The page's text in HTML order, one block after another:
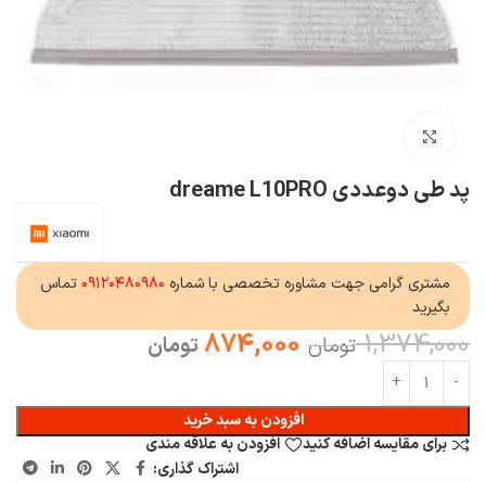
پد طی دوعددی dreame L10PRO
مشتری گرامی جهت مشاوره تخصصی با شماره ۰۹۱۲۰۴۸۰۹۸۰ تماس
بگیرید
1,374,000 تومان 874,000 تومان
افزودن به سبد خرید
برای مقایسه اضافه کنید
افزودن به علاقه مندی
اشتراک گذاری: